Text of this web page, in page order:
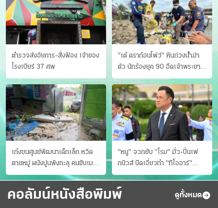
ตำรวจส่งอัยการ-สั่งฟ้อง เจ้าของ
โรงเบียร์ 37 ศพ
"เต้ ดราก้อนไฟว์" หินถ่วงน้ำฆ่า
ตัว นักร้องยุค 90 อืดเจ้าพระยา
แฟนหาตัววุ่น เครียดธุรกิจ!
เก๋งชนศูนย์พัฒนาเด็กเล็ก หวิด
ตายหมู่ ผนังปูนพังทะลุ คนขับเมา
ยา
"หนู" จวกยับ "โรม" มั่ว-ปั่นเฟ
กนิวส์ ปัดเอี่ยวทํา "ทีโออาร์"
ต้นทางโกงสอบฉาว
คอลัมน์หนังสือพิมพ์ ดูทั้งหมด